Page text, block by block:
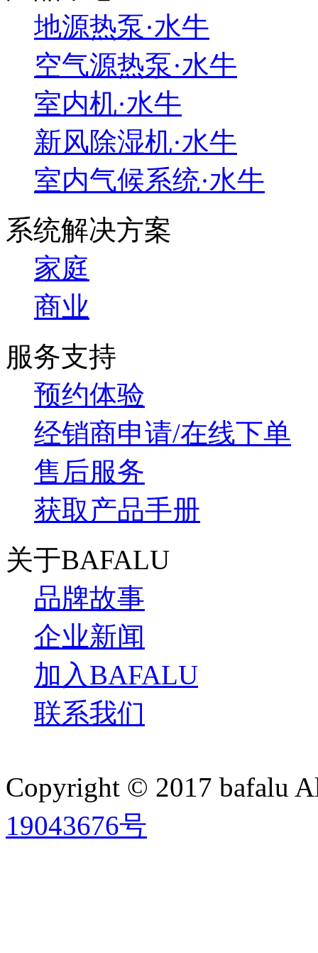
地源热泵·水牛
空气源热泵·水牛
室内机·水牛
新风除湿机·水牛
室内气候系统·水牛
系统解决方案
家庭
商业
服务支持
预约体验
经销商申请/在线下单
售后服务
获取产品手册
关于BAFALU
品牌故事
企业新闻
加入BAFALU
联系我们
Copyright © 2017 bafalu
19043676号